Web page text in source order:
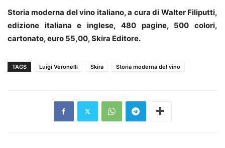
Storia moderna del vino italiano, a cura di Walter Filiputti,
edizione italiana e inglese, 480 pagine, 500 colori,
cartonato, euro 55,00, Skira Editore.
TAGS Luigi Veronelli Skira Storia moderna del vino